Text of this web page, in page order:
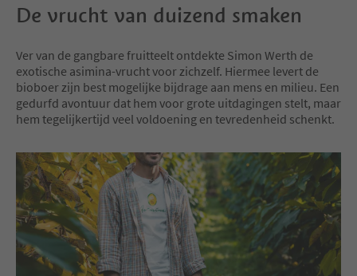
De vrucht van duizend smaken
Ver van de gangbare fruitteelt ontdekte Simon Werth de
exotische asimina-vrucht voor zichzelf. Hiermee levert de
bioboer zijn best mogelijke bijdrage aan mens en milieu. Een
gedurfd avontuur dat hem voor grote uitdagingen stelt, maar
hem tegelijkertijd veel voldoening en tevredenheid schenkt.